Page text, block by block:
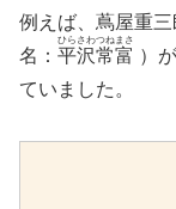
例えば、蔦屋重三
名： 平沢常富
ひらさわつねまさ
）
ていました。